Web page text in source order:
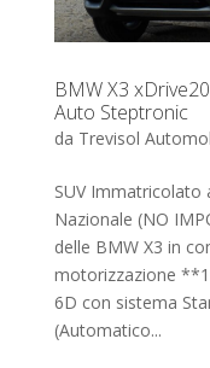
BMW X3
Auto Steptronic
da Trevisol
SUV Immatricolato
Nazionale (NO
delle BMW X3 in
motorizzazione
6D con sistema
(Automatico...